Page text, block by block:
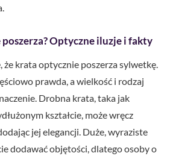
Optyczne iluzje i fakty
że krata optycznie poszerza sylwetkę.
prawda, a wielkość i rodzaj
Drobna krata, taka jak
kształcie, może wręcz
jej elegancji. Duże, wyraziste
dodawać objętości, dlatego osoby o